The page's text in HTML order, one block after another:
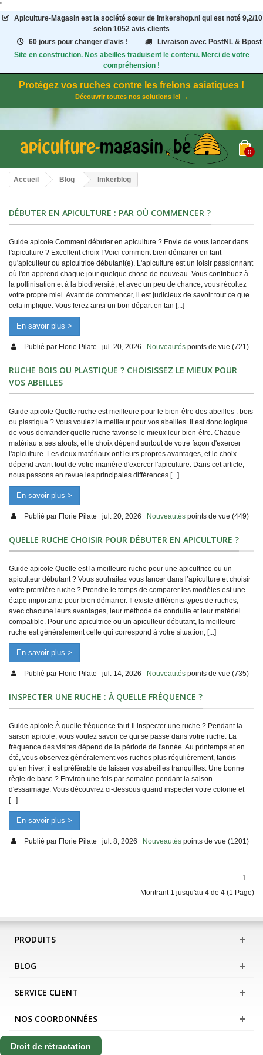
"
Apiculture-Magasinest la société sœur de Imkershop.nl qui est noté 9,2/10
selon 1052 avis clients
60 jours pour changer d'avis !
Livraison avec PostNL & Bpost
Site en construction. Nos abeilles traduisent le contenu. Merci de votre
compréhension !
Protégez vos ruches contre les frelons asiatiques !
Découvrir toutes nos solutions ici →
0
Accueil Blog Imkerblog
DÉBUTER EN APICULTURE : PAR OÙ COMMENCER ?
Guide apicole Comment débuter en apiculture ? Envie de vous lancer dans
l'apiculture ? Excellent choix ! Voici comment bien démarrer en tant
qu'apiculteur ou apicultrice débutant(e). L'apiculture est un loisir passionnant
où l'on apprend chaque jour quelque chose de nouveau. Vous contribuez à
la pollinisation et à la biodiversité, et avec un peu de chance, vous récoltez
votre propre miel. Avant de commencer, il est judicieux de savoir tout ce que
cela implique. Vous ferez ainsi un bon départ en tan [...]
En savoir plus >
Publié par Florie Pilate jul. 20, 2026 Nouveautés points de vue (721)
RUCHE BOIS OU PLASTIQUE ? CHOISISSEZ LE MIEUX POUR
VOS ABEILLES
Guide apicole Quelle ruche est meilleure pour le bien-être des abeilles : bois
ou plastique ? Vous voulez le meilleur pour vos abeilles. Il est donc logique
de vous demander quelle ruche favorise le mieux leur bien-être. Chaque
matériau a ses atouts, et le choix dépend surtout de votre façon d'exercer
l'apiculture. Les deux matériaux ont leurs propres avantages, et le choix
dépend avant tout de votre manière d'exercer l'apiculture. Dans cet article,
nous passons en revue les principales différences [...]
En savoir plus >
Publié par Florie Pilate jul. 20, 2026 Nouveautés points de vue (449)
QUELLE RUCHE CHOISIR POUR DÉBUTER EN APICULTURE ?
Guide apicole Quelle est la meilleure ruche pour une apicultrice ou un
apiculteur débutant ? Vous souhaitez vous lancer dans l’apiculture et choisir
votre première ruche ? Prendre le temps de comparer les modèles est une
étape importante pour bien démarrer. Il existe différents types de ruches,
avec chacune leurs avantages, leur méthode de conduite et leur matériel
compatible. Pour une apicultrice ou un apiculteur débutant, la meilleure
ruche est généralement celle qui correspond à votre situation, [...]
En savoir plus >
Publié par Florie Pilate jul. 14, 2026 Nouveautés points de vue (735)
INSPECTER UNE RUCHE : À QUELLE FRÉQUENCE ?
Guide apicole À quelle fréquence faut-il inspecter une ruche ? Pendant la
saison apicole, vous voulez savoir ce qui se passe dans votre ruche. La
fréquence des visites dépend de la période de l'année. Au printemps et en
été, vous observez généralement vos ruches plus régulièrement, tandis
qu’en hiver, il est préférable de laisser vos abeilles tranquilles. Une bonne
règle de base ? Environ une fois par semaine pendant la saison
d'essaimage. Vous découvrez ci-dessous quand inspecter votre colonie et
[...]
En savoir plus >
Publié par Florie Pilate jul. 8, 2026 Nouveautés points de vue (1201)
1
Montrant 1 jusqu'au 4 de 4 (1 Page)
PRODUITS
BLOG
SERVICE CLIENT
NOS COORDONNÉES
Droit de rétractation